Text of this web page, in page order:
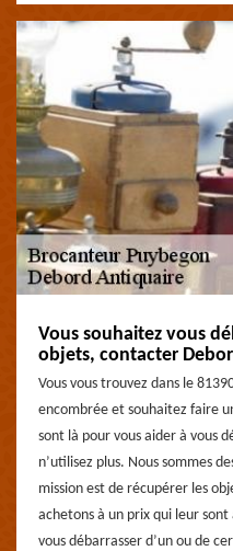
Vous souhaitez vous
objets, contacter
Vous vous trouvez dans le
encombrée et souhaitez faire
sont là pour vous aider à vous
n’utilisez plus. Nous sommes
mission est de récupérer les
achetons à un prix qui leur
vous débarrasser d’un ou de